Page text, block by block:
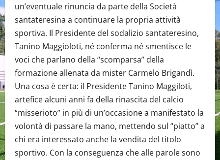
un’eventuale rinuncia da parte della Società
santateresina a continuare la propria attività
sportiva. Il Presidente del sodalizio santateresino,
Tanino Maggioloti, né conferma né smentisce le
voci che parlano della “scomparsa” della
formazione allenata da mister Carmelo Brigandì.
Una cosa è certa: il Presidente Tanino Maggiloti,
artefice alcuni anni fa della rinascita del calcio
“misserioto” in più di un’occasione a manifestato la
volontà di passare la mano, mettendo sul “piatto” a
chi era interessato anche la vendita del titolo
sportivo. Con la conseguenza che alle parole sono